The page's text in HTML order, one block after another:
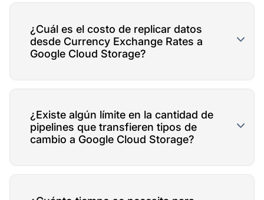
¿Cuál es el costo de replicar datos
desde Currency Exchange Rates a
Google Cloud Storage?
¿Existe algún límite en la cantidad de
pipelines que transfieren tipos de
cambio a Google Cloud Storage?